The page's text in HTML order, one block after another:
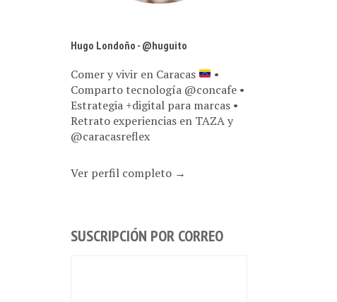
Hugo Londoño - @huguito
Comer y vivir en Caracas
•
Comparto tecnología @concafe •
Estrategia +digital para marcas •
Retrato experiencias en TAZA y
@caracasreflex
Ver perfil completo →
SUSCRIPCIÓN POR CORREO